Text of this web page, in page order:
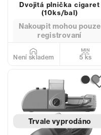
Dvojitá plnička cigaret
(10ks/bal)
Nakoupit mohou pouze
registrovaní
Není skladem 5 ks
Trvale vyprodáno